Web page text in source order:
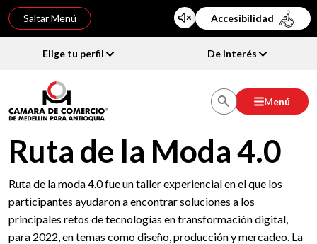
Saltar Menú Accesibilidad
Elige tu perfil De interés
Menú
Ruta de la Moda 4.0
Ruta de la moda 4.0 fue un taller experiencial en el que los
participantes ayudaron a encontrar soluciones a los
principales retos de tecnologías en transformación digital,
para 2022, en temas como diseño, producción y mercadeo. La